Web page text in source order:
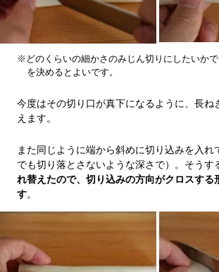
※どのくらいの細かさのみじん切りにしたいか
を決めるとよいです。
今度はその切り口が真下になるように、長ね
えます。
また同じように端から斜めに切り込みを入れ
でも切り落とさないような深さで）。そうす
れ替えたので、切り込みの方向がクロスする
す。